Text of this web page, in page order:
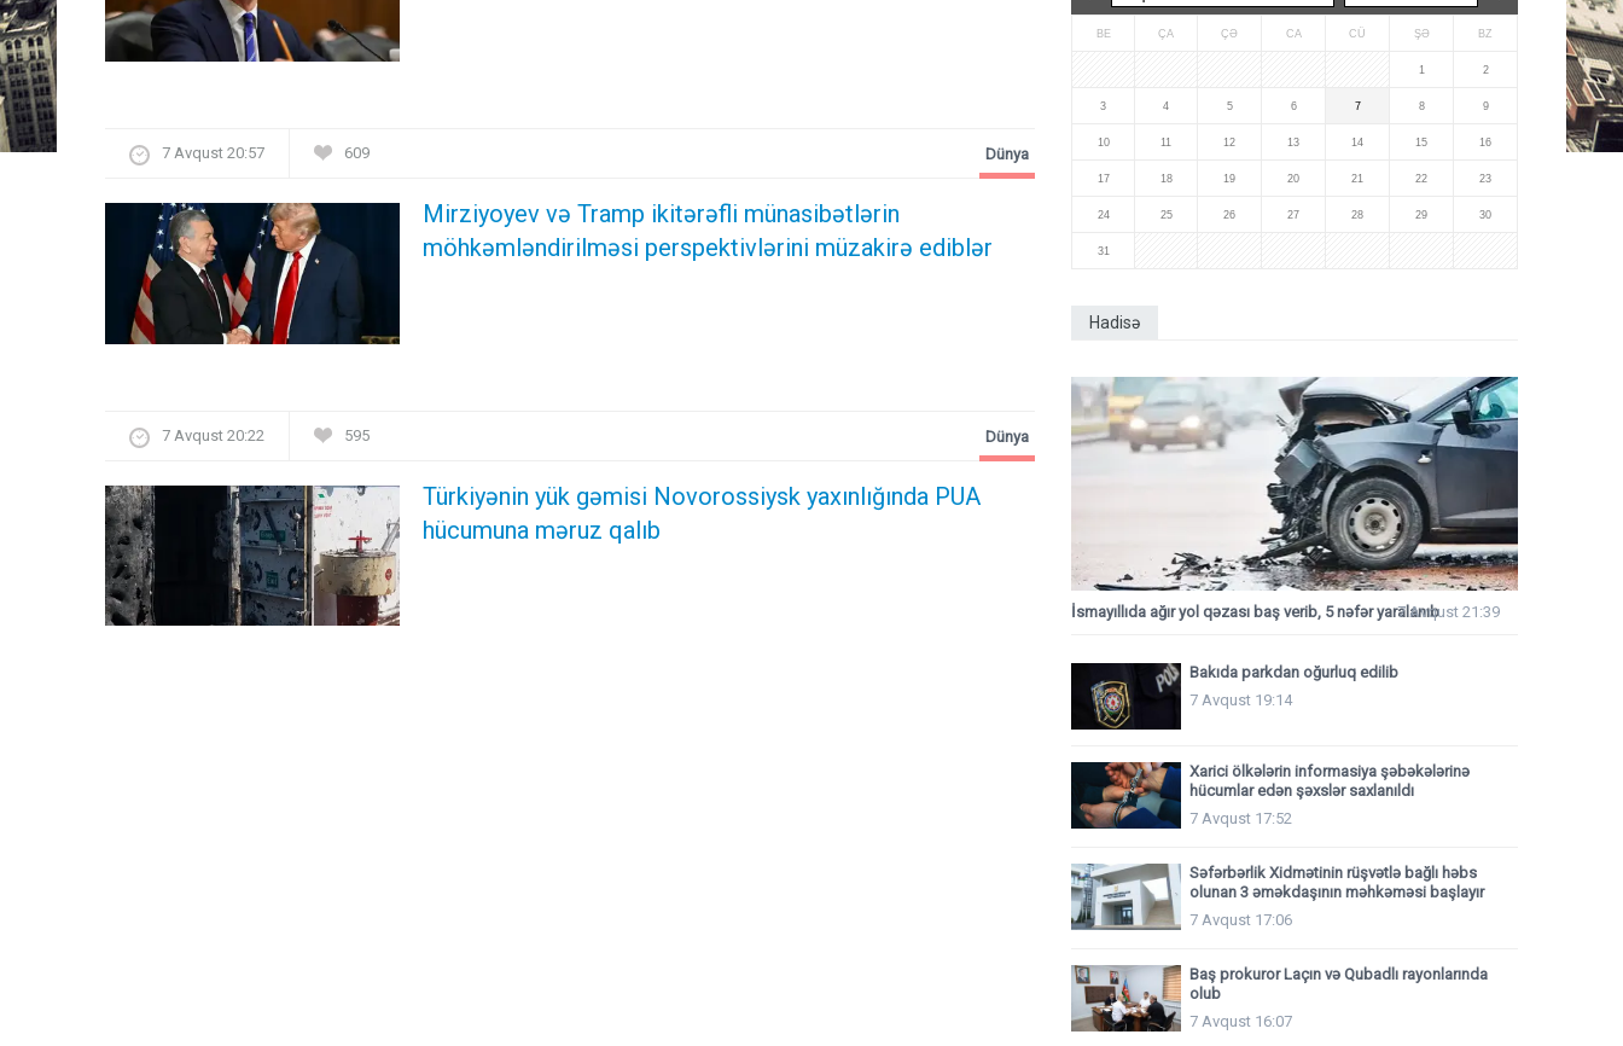
7 Avqust 20:57 609
Mirziyoyev və Tramp ikitərəfli münasibətlərin
möhkəmləndirilməsi perspektivlərini müzakirə ediblər
Dünya
7 Avqust 20:22 595
Türkiyənin yük gəmisi Novorossiysk yaxınlığında PUA
hücumuna məruz qalıb
Dünya
BE ÇA ÇƏ CA CÜ ŞƏ BZ
1 2
3 4 5 6 7 8 9
10 11 12 13 14 15 16
17 18 19 20 21 22 23
24 25 26 27 28 29 30
31
Hadisə
İsmayıllıda ağır yol qəzası baş verib, 5 nəfər yaralanıb7 Avqust 21:39
Bakıda parkdan oğurluq edilib
7 Avqust 19:14
Xarici ölkələrin informasiya şəbəkələrinə
hücumlar edən şəxslər saxlanıldı
7 Avqust 17:52
Səfərbərlik Xidmətinin rüşvətlə bağlı həbs
olunan 3 əməkdaşının məhkəməsi başlayır
7 Avqust 17:06
Baş prokuror Laçın və Qubadlı rayonlarında
olub
7 Avqust 16:07